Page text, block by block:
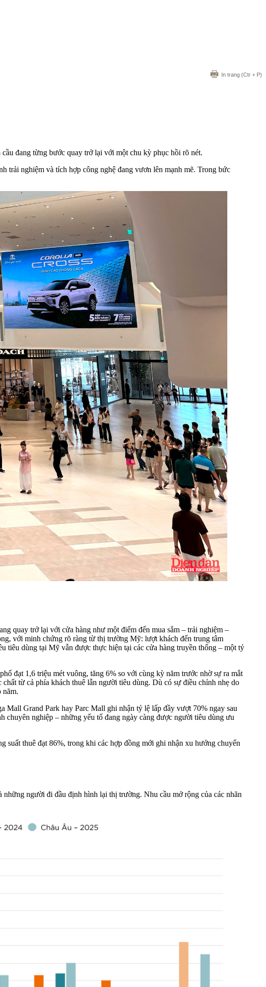
In trang (Ctr + P)
đang từng bước quay trở lại với một chu kỳ phục hồi rõ nét.
trải nghiệm và tích hợp công nghệ đang vươn lên mạnh mẽ. Trong bức
quay trở lại với cửa hàng như một điểm đến mua sắm – trải nghiệm –
với minh chứng rõ ràng từ thị trường Mỹ: lượt khách đến trung tâm
tiêu dùng tại Mỹ vẫn được thực hiện tại các cửa hàng truyền thống – một tỷ
đạt 1,6 triệu mét vuông, tăng 6% so với cùng kỳ năm trước nhờ sự ra mắt
từ cả phía khách thuê lẫn người tiêu dùng. Dù có sự điều chỉnh nhẹ do
năm.
Grand Park hay Parc Mall ghi nhận tỷ lệ lấp đầy vượt 70% ngay sau
chuyên nghiệp – những yếu tố đang ngày càng được người tiêu dùng ưu
suất thuê đạt 86%, trong khi các hợp đồng mới ghi nhận xu hướng chuyển
người đi đầu định hình lại thị trường. Nhu cầu mở rộng của các nhãn